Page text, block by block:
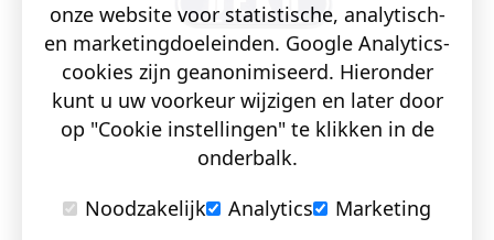
onze website voor statistische, analytisch-
en marketingdoeleinden. Google Analytics-
cookies zijn geanonimiseerd. Hieronder
kunt u uw voorkeur wijzigen en later door
op "Cookie instellingen" te klikken in de
onderbalk.
Noodzakelijk
Analytics Marketing